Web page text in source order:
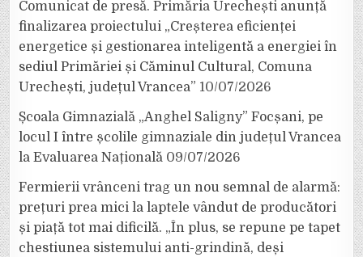
Comunicat de presă. Primăria Urechești anunță
finalizarea proiectului „Creșterea eficienței
energetice și gestionarea inteligentă a energiei în
sediul Primăriei și Căminul Cultural, Comuna
Urechești, județul Vrancea” 10/07/2026
Școala Gimnazială „Anghel Saligny” Focșani, pe
locul I între școlile gimnaziale din județul Vrancea
la Evaluarea Națională 09/07/2026
Fermierii vrânceni trag un nou semnal de alarmă:
prețuri prea mici la laptele vândut de producători
și piață tot mai dificilă. „În plus, se repune pe tapet
chestiunea sistemului anti-grindină, deși